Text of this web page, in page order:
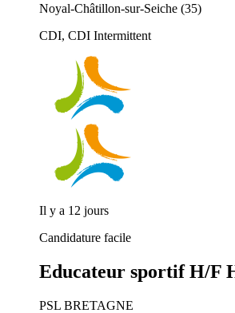
Noyal-Châtillon-sur-Seiche (35)
CDI, CDI Intermittent
Il y a 12 jours
Candidature facile
Educateur sportif H/F
PSL BRETAGNE